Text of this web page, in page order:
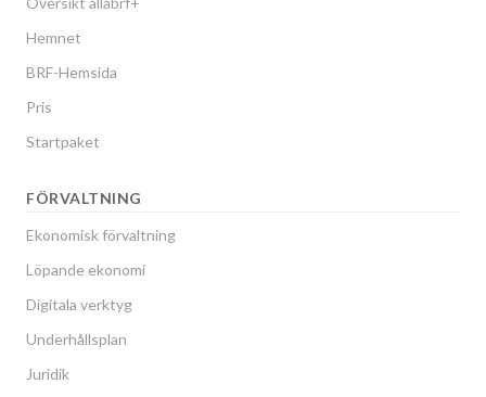
Hemnet
BRF-Hemsida
Pris
Startpaket
FÖRVALTNING
Ekonomisk förvaltning
Löpande ekonomi
Digitala verktyg
Underhållsplan
Juridik